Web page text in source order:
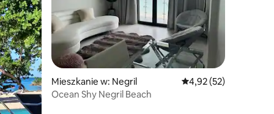
Mieszkanie w: Negril Średnia ocena: 4,92
4,92 (52)
Ocean Shy Negril Beach